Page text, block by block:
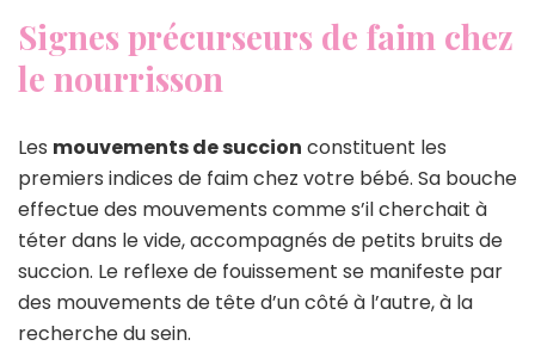
Signes précurseurs de faim chez
le nourrisson
Les mouvements de succion constituent les
premiers indices de faim chez votre bébé. Sa bouche
effectue des mouvements comme s’il cherchait à
téter dans le vide, accompagnés de petits bruits de
succion. Le reflexe de fouissement se manifeste par
des mouvements de tête d’un côté à l’autre, à la
recherche du sein.